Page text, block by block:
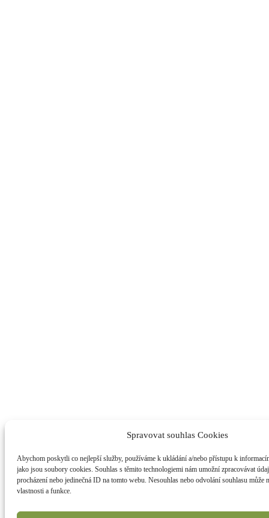
Spravovat souhlas Cookies
Abychom poskytli co nejlepší služby, používáme k ukládání a/nebo přístupu k
jako jsou soubory cookies. Souhlas s těmito technologiemi nám umožní zpracovávat
procházení nebo jedinečná ID na tomto webu. Nesouhlas nebo odvolání souhlasu
vlastnosti a funkce.